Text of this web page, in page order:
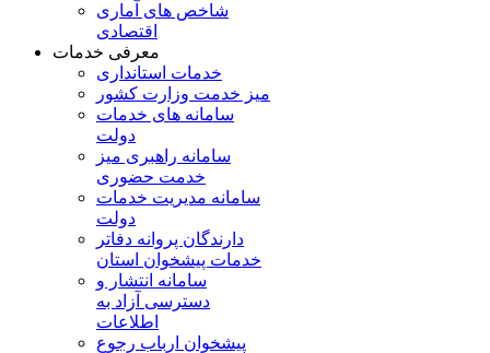
شاخص های آماری
اقتصادی
معرفی خدمات
خدمات استانداری
میز خدمت وزارت کشور
سامانه های خدمات
دولت
سامانه راهبری میز
خدمت حضوری
سامانه مدیریت خدمات
دولت
دارندگان پروانه دفاتر
خدمات پیشخوان استان
سامانه انتشار و
دسترسی آزاد به
اطلاعات
پیشخوان ارباب رجوع